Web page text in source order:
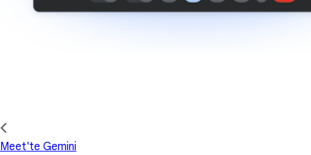
Meet'te Gemini